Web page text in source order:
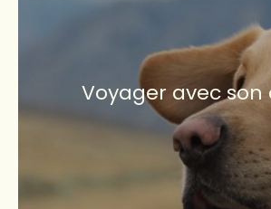
Voyager avec son